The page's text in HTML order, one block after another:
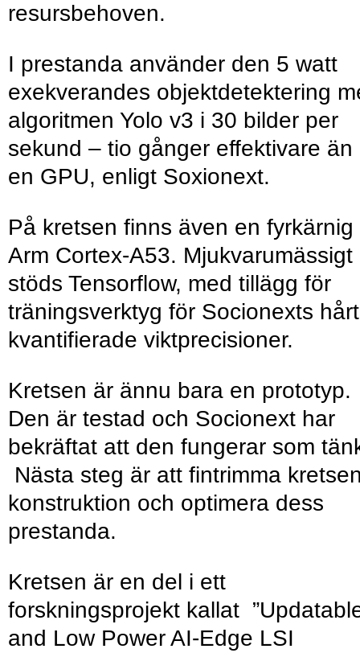
resursbehoven.
I prestanda använder den 5 watt
exekverandes objektdetektering
algoritmen Yolo v3 i 30 bilder per
sekund – tio gånger effektivare än
en GPU, enligt Soxionext.
På kretsen finns även en fyrkärnig
Arm Cortex-A53. Mjukvarumässigt
stöds Tensorflow, med tillägg för
träningsverktyg för Socionexts hårt
kvantifierade viktprecisioner.
Kretsen är ännu bara en prototyp.
Den är testad och Socionext har
bekräftat att den fungerar som
Nästa steg är att fintrimma
konstruktion och optimera dess
prestanda.
Kretsen är en del i ett
forskningsprojekt kallat
and Low Power AI-Edge LSI